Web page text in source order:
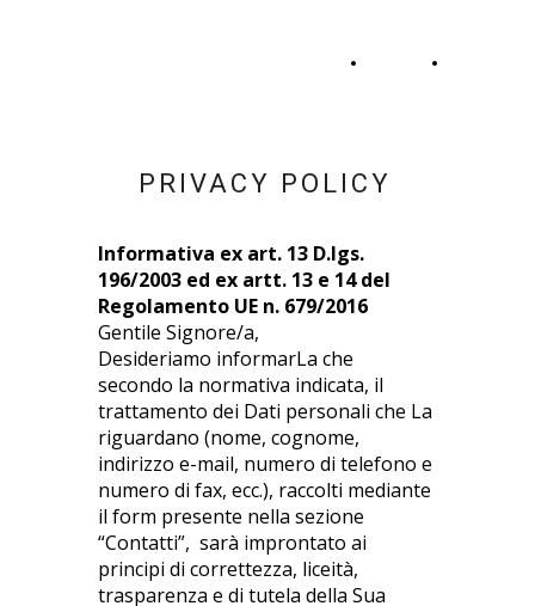
PRIVACY POLICY
Informativa ex art. 13 D.lgs.
196/2003 ed ex artt. 13 e 14 del
Regolamento UE n. 679/2016
Gentile Signore/a,
Desideriamo informarLa che
secondo la normativa indicata, il
trattamento dei Dati personali che La
riguardano (nome, cognome,
indirizzo e-mail, numero di telefono e
numero di fax, ecc.), raccolti mediante
il form presente nella sezione
“Contatti”, sarà improntato ai
principi di correttezza, liceità,
trasparenza e di tutela della Sua